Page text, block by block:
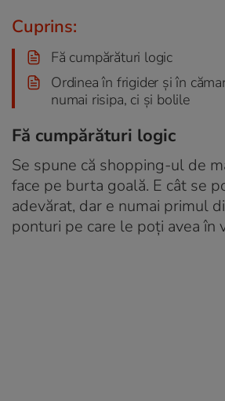
Cuprins:
Fă cumpărături logic
Ordinea în frigider și în
numai risipa, ci și bolile
Fă cumpărături logic
Se spune că shopping-ul de
face pe burta goală. E cât se
adevărat, dar e numai primul
ponturi pe care le poți avea în